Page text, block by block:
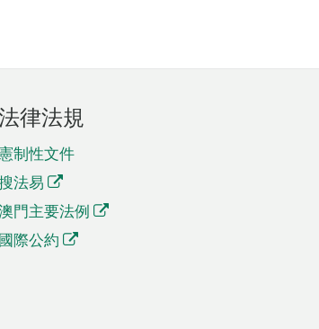
律法規
制性文件
法易
門主要法例
國際公約